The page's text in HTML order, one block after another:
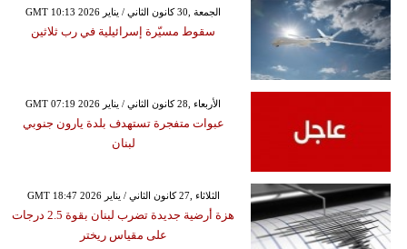
GMT 10:13 2026 الجمعة ,30 كانون الثاني / يناير
سقوط مسيّرة إسرائيلية في رب ثلاثين
GMT 07:19 2026 الأربعاء ,28 كانون الثاني / يناير
عبوات متفجرة تستهدف بلدة يارون جنوبي
لبنان
GMT 18:47 2026 الثلاثاء ,27 كانون الثاني / يناير
هزة أرضية جديدة تضرب لبنان بقوة 2.5 درجات
على مقياس ريختر